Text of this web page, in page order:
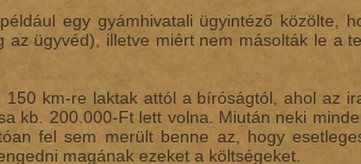
egy gyámhivatali ügyintéző közölte,
ügyvéd), illetve miért nem másolták le a
km-re laktak attól a bíróságtól, ahol az
kb. 200.000-Ft lett volna. Miután neki
fel sem merült benne az, hogy
magának ezeket a költségeket.